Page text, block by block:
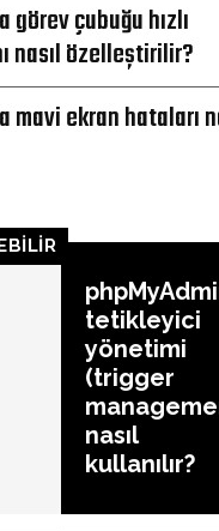
görev çubuğu hızlı
nasıl özelleştirilir?
mavi ekran hataları
tetikleyici
yönetimi
(trigger
nasıl
kullanılır?